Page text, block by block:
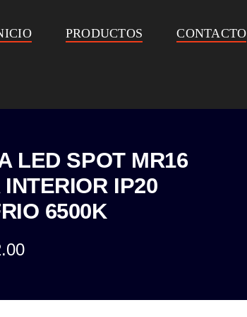
PRODUCTOS CONTACTO
LED SPOT MR16
IP20
6500K